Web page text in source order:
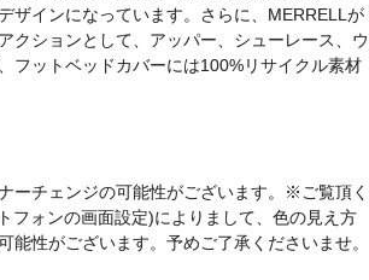
ザインになっています。さらに、MERRELLが
クションとして、アッパー、シューレース、ウ
フットベッドカバーには100%リサイクル素材
ーチェンジの可能性がございます。※ご覧頂く
フォンの画面設定)によりまして、色の見え方
能性がございます。予めご了承くださいませ。